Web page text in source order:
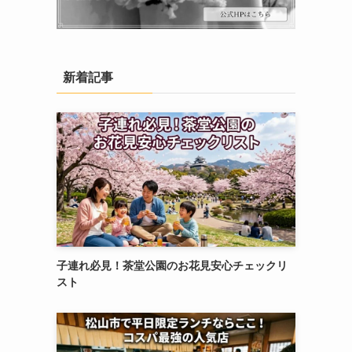
新着記事
子連れ必見！茶堂公園のお花見安心チェックリ
スト